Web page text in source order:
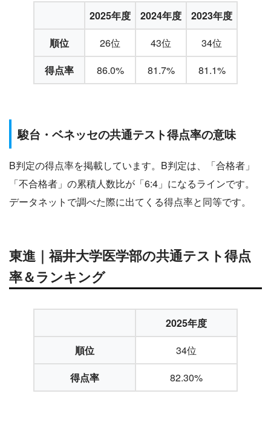
2025年度 2024年度
2023年度
順位
26位 43位
34位
得点率
86.0% 81.7% 81.1%
駿台・ベネッセの共通テスト得点率の意味
B判定の得点率を掲載しています。B判定は、「合格者」
「不合格者」の累積人数比が「6:4」になるラインです。
データネットで調べた際に出てくる得点率と同等です。
東進｜福井大学医学部の共通テスト得点
率＆ランキング
2025年度
順位
34位
得点率
82.30%